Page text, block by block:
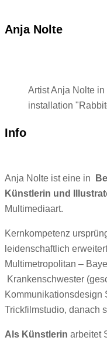
Anja Nolte
Artist Anja Nolte
installation
Info
Anja Nolte ist eine in
Künstlerin und
Multimediaart.
Kernkompetenz
leidenschaftlich
Multimetropolitan –
Krankenschwester
Kommunikationsdesign
Trickfilmstudio, danach
Als Künstlerin arbeitet